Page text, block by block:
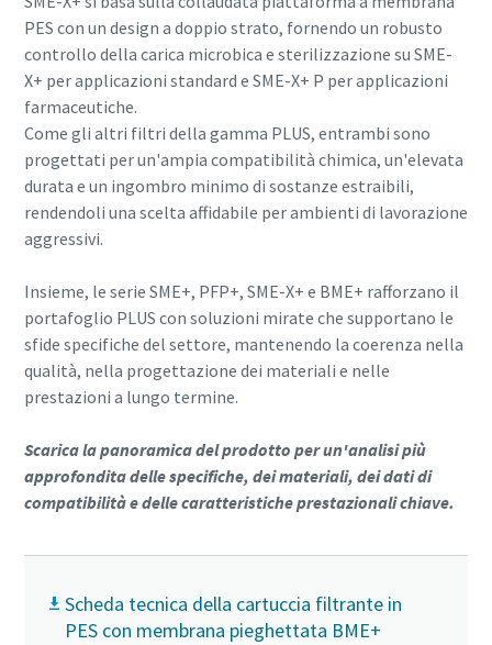
PES con un design a doppio strato, fornendo un robusto
controllo della carica microbica e sterilizzazione su SME-
X+ per applicazioni standard e SME-X+ P per applicazioni
farmaceutiche.
Come gli altri filtri della gamma PLUS, entrambi sono
progettati per un'ampia compatibilità chimica, un'elevata
durata e un ingombro minimo di sostanze estraibili,
rendendoli una scelta affidabile per ambienti di lavorazione
aggressivi.
Insieme, le serie SME+, PFP+, SME-X+ e BME+ rafforzano il
portafoglio PLUS con soluzioni mirate che supportano le
sfide specifiche del settore, mantenendo la coerenza nella
qualità, nella progettazione dei materiali e nelle
prestazioni a lungo termine.
Scarica la panoramica del prodotto per un'analisi più
approfondita delle specifiche, dei materiali, dei dati di
compatibilità e delle caratteristiche prestazionali chiave.
Scheda tecnica della cartuccia filtrante in
PES con membrana pieghettata BME+